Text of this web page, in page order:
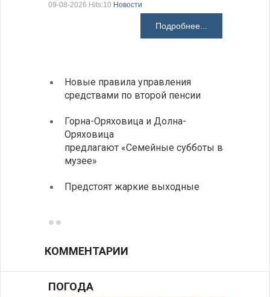
09-08-2026 Hits:10 Новости
Подробнее...
Новые правила управления
средствами по второй пенсии
Горна-Оряховица и Долна-
Оряховица
предлагают «Семейные субботы в
музее»
Предстоят жаркие выходные
КОММЕНТАРИИ
ПОГОДА